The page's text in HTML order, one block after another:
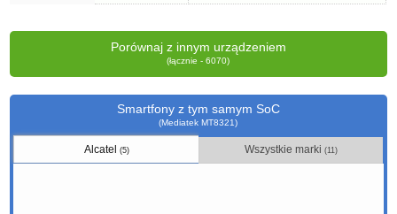
Porównaj z innym urządzeniem
(łącznie - 6070)
Smartfony z tym samym SoC
(Mediatek MT8321)
Alcatel (5) Wszystkie marki(11)